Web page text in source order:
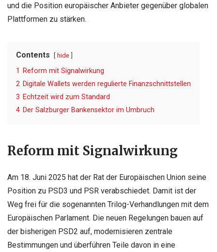
und die Position europäischer Anbieter gegenüber globalen
Plattformen zu stärken.
Contents hide
1
Reform mit Signalwirkung
2 Digitale Wallets werden regulierte Finanzschnittstellen
3 Echtzeit wird zum Standard
4 Der Salzburger Bankensektor im Umbruch
Reform mit Signalwirkung
Am 18. Juni 2025 hat der Rat der Europäischen Union seine
Position zu PSD3 und PSR verabschiedet. Damit ist der
Weg frei für die sogenannten Trilog-Verhandlungen mit dem
Europäischen Parlament. Die neuen Regelungen bauen auf
der bisherigen PSD2 auf, modernisieren zentrale
Bestimmungen und überführen Teile davon in eine